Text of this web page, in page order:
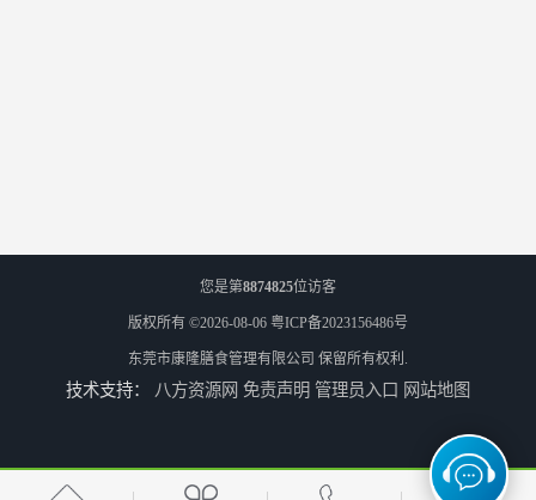
您是第8874825位访客
版权所有 ©2026-08-06 粤ICP备2023156486号
东莞市康隆膳食管理有限公司 保留所有权利.
技术支持： 八方资源网 免责声明 管理员入口 网站地图